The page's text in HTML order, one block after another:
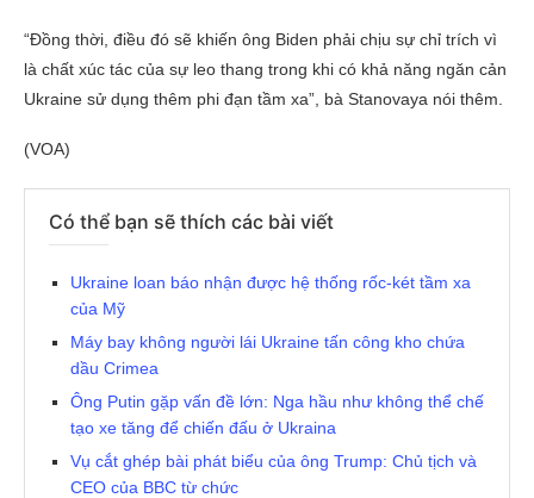
“Đồng thời, điều đó sẽ khiến ông Biden phải chịu sự chỉ trích vì
là chất xúc tác của sự leo thang trong khi có khả năng ngăn cản
Ukraine sử dụng thêm phi đạn tầm xa”, bà Stanovaya nói thêm.
(VOA)
Có thể bạn sẽ thích các bài viết
Ukraine loan báo nhận được hệ thống rốc-két tầm xa
của Mỹ
Máy bay không người lái Ukraine tấn công kho chứa
dầu Crimea
Ông Putin gặp vấn đề lớn: Nga hầu như không thể chế
tạo xe tăng để chiến đấu ở Ukraina
Vụ cắt ghép bài phát biểu của ông Trump: Chủ tịch và
CEO của BBC từ chức